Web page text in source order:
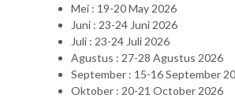
Mei : 19-20 May 2026
Juni : 23-24 Juni 2026
Juli : 23-24 Juli 2026
Agustus : 27-28 Agustus 2026
September : 15-16 September
Oktober : 20-21 October 2026